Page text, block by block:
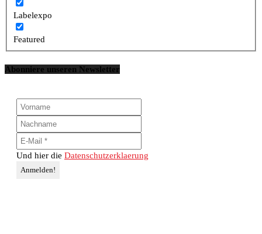
Labelexpo
Featured
Abonniere unseren Newsletter
Und hier die Datenschutzerklaerung